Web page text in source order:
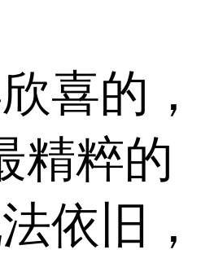
喜的，
精粹的
依旧，